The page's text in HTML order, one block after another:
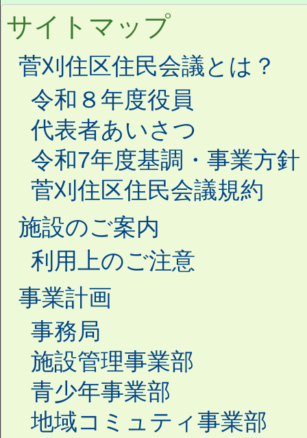
サイトマップ
菅刈住区住民会議とは？
令和８年度役員
代表者あいさつ
令和7年度基調・事業方針
菅刈住区住民会議規約
施設のご案内
利用上のご注意
事業計画
事務局
施設管理事業部
青少年事業部
地域コミュティ事業部